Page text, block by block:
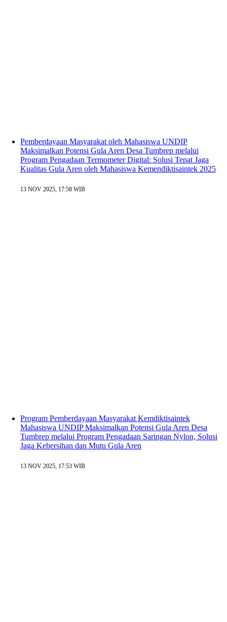
Pemberdayaan Masyarakat oleh Mahasiswa UNDIP
Maksimalkan Potensi Gula Aren Desa Tumbrep melalui
Program Pengadaan Termometer Digital: Solusi Tepat Jaga
Kualitas Gula Aren oleh Mahasiswa Kemendiktisaintek 2025
13 NOV 2025, 17:58 WIB
Program Pemberdayaan Masyarakat Kemdiktisaintek
Mahasiswa UNDIP Maksimalkan Potensi Gula Aren Desa
Tumbrep melalui Program Pengadaan Saringan Nylon, Solusi
Jaga Kebersihan dan Mutu Gula Aren
13 NOV 2025, 17:53 WIB